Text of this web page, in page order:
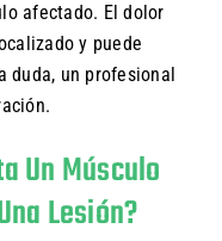
afectado. El dolor
y puede
duda, un profesional
Un Músculo
Lesión?